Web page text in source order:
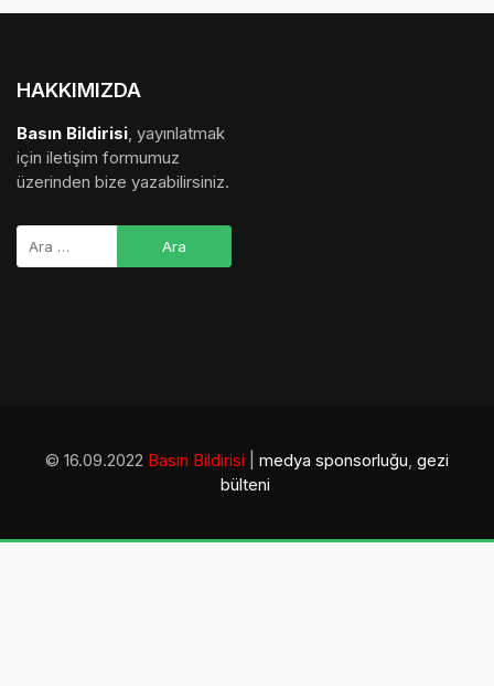
HAKKIMIZDA
Basın Bildirisi, yayınlatmak
için iletişim formumuz
üzerinden bize yazabilirsiniz.
© 16.09.2022 Basın Bildirisi medya sponsorluğu, gezi
bülteni